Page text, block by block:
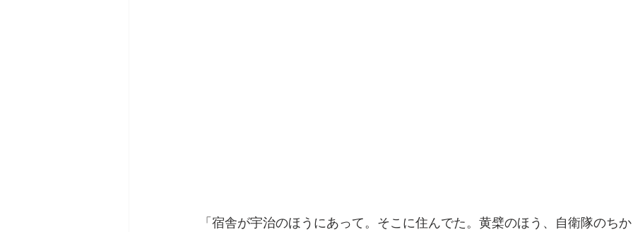
「宿舎が宇治のほうにあって。そこに住んでた。黄檗のほう、自衛隊のちか